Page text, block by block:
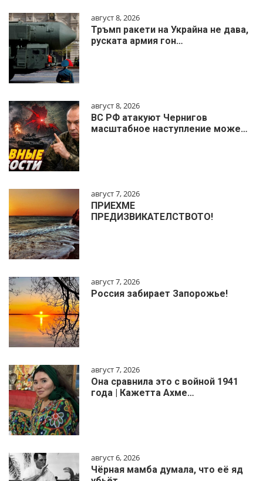
август 8, 2026
Тръмп ракети на Украйна не дава,
руската армия гон…
август 8, 2026
ВС РФ атакуют Чернигов
масштабное наступление може…
август 7, 2026
ПРИЕХМЕ
ПРЕДИЗВИКАТЕЛСТВОТО!
август 7, 2026
Россия забирает Запорожье!
август 7, 2026
Она сравнила это с войной 1941
года | Кажетта Ахме…
август 6, 2026
Чёрная мамба думала, что её яд